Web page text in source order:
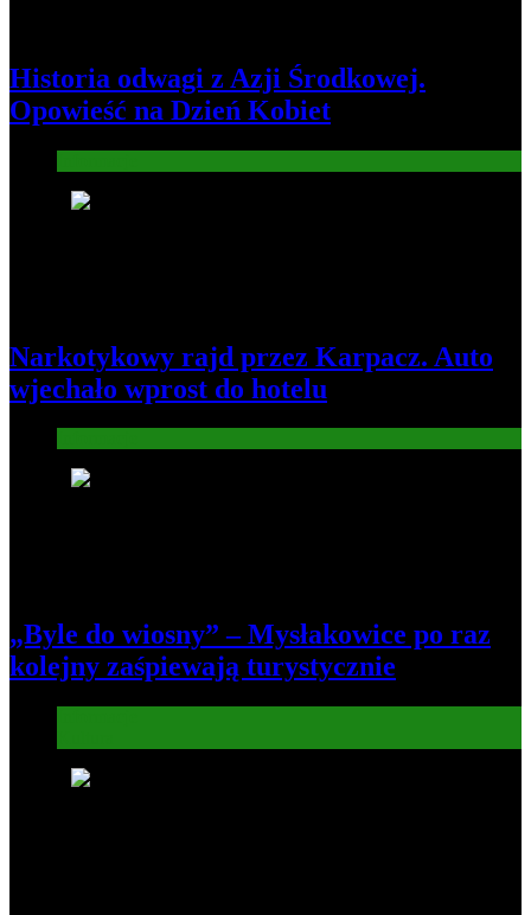
Historia odwagi z Azji Środkowej.
Opowieść na Dzień Kobiet
Narkotykowy rajd przez Karpacz. Auto
wjechało wprost do hotelu
„Byle do wiosny” – Mysłakowice po raz
kolejny zaśpiewają turystycznie